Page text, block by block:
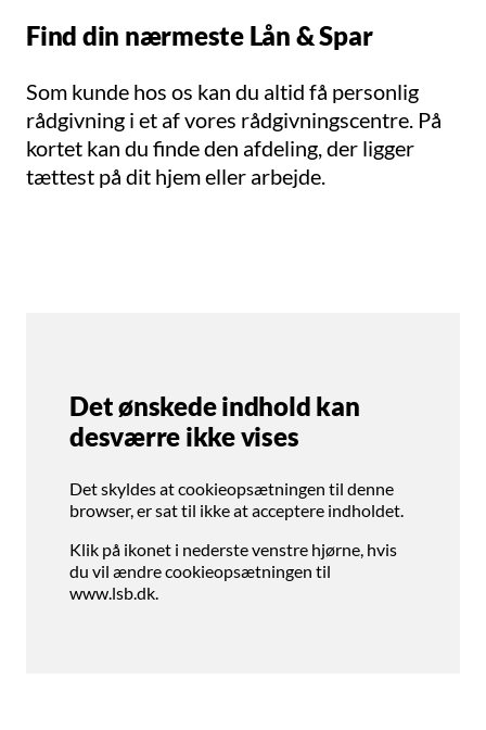
Find din nærmeste Lån & Spar
Som kunde hos os kan du altid få personlig
rådgivning i et af vores rådgivningscentre. På
kortet kan du finde den afdeling, der ligger
tættest på dit hjem eller arbejde.
Det ønskede indhold kan
desværre ikke vises
Det skyldes at cookieopsætningen til denne
browser, er sat til ikke at acceptere indholdet.
Klik på ikonet i nederste venstre hjørne, hvis
du vil ændre cookieopsætningen til
www.lsb.dk.